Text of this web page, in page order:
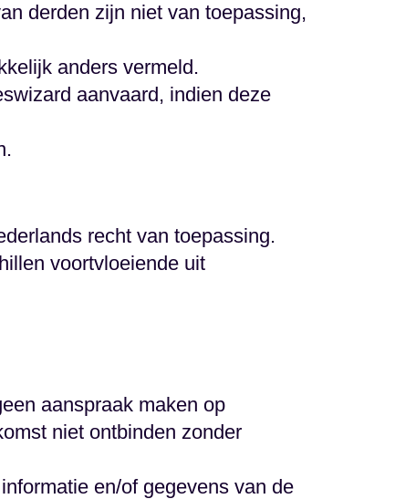
derden zijn niet van toepassing,
anders vermeld.
aanvaard, indien deze
recht van toepassing.
voortvloeiende uit
aanspraak maken op
niet ontbinden zonder
en/of gegevens van de